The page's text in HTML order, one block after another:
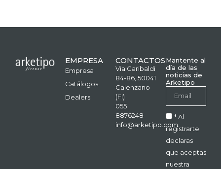
EMPRESA
Empresa
Catálogos
Dealers
CONTACTOS
Via Garibaldi
84-86, 50041
Calenzano
(FI)
055
8876248
info@arketipo.com
Mantente al
día de las
noticias de
Arketipo
* Al
registrarte
declaras
que aceptas
nuestra